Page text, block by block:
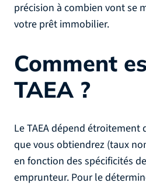
précision à combien vont se
votre prêt immobilier.
Comment
TAEA ?
Le TAEA dépend étroitement
que vous obtiendrez (taux
en fonction des spécificités
emprunteur. Pour le